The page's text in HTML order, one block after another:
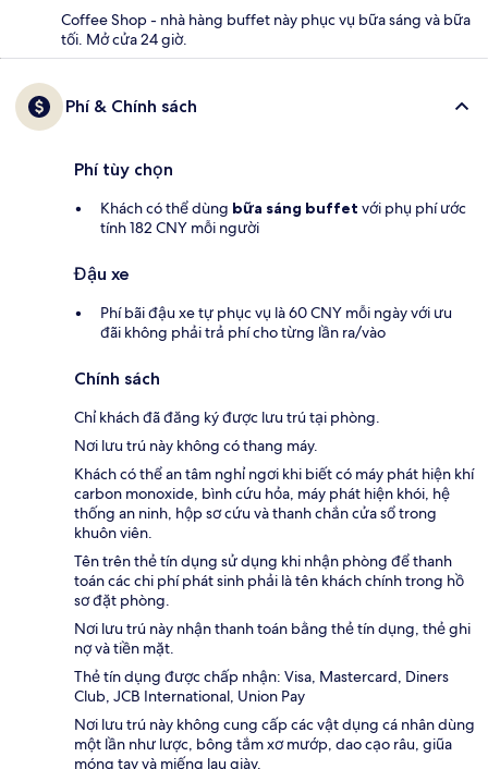
Coffee Shop - nhà hàng buffet này phục vụ bữa sáng và bữa
tối. Mở cửa 24 giờ.
Phí & Chính sách
Phí tùy chọn
Khách có thể dùng bữa sáng buffet với phụ phí ước
tính 182 CNY mỗi người
Đậu xe
Phí bãi đậu xe tự phục vụ là 60 CNY mỗi ngày với ưu
đãi không phải trả phí cho từng lần ra/vào
Chính sách
Chỉ khách đã đăng ký được lưu trú tại phòng.
Nơi lưu trú này không có thang máy.
Khách có thể an tâm nghỉ ngơi khi biết có máy phát hiện khí
carbon monoxide, bình cứu hỏa, máy phát hiện khói, hệ
thống an ninh, hộp sơ cứu và thanh chắn cửa sổ trong
khuôn viên.
Tên trên thẻ tín dụng sử dụng khi nhận phòng để thanh
toán các chi phí phát sinh phải là tên khách chính trong hồ
sơ đặt phòng.
Nơi lưu trú này nhận thanh toán bằng thẻ tín dụng, thẻ ghi
nợ và tiền mặt.
Thẻ tín dụng được chấp nhận: Visa, Mastercard, Diners
Club, JCB International, Union Pay
Nơi lưu trú này không cung cấp các vật dụng cá nhân dùng
một lần như lược, bông tắm xơ mướp, dao cạo râu, giũa
móng tay và miếng lau giày.